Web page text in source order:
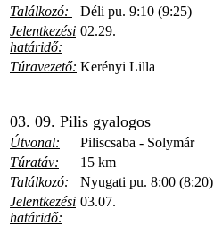
Találkozó:
Déli pu. 9:10 (9:25)
Jelentkezési
határidő:
02.29.
Túravezető: Kerényi Lilla
03. 09. Pilis gyalogos
Útvonal:
Piliscsaba - Solymár
Túratáv:
15 km
Találkozó:
Nyugati pu. 8:00 (8:20)
Jelentkezési
határidő:
03.07.